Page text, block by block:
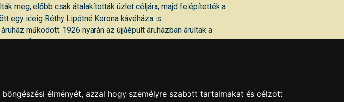
meg, előbb csak átalakították üzlet céljára, majd felépítették a
egy ideig Réthy Lipótné Korona kávéháza is.
működött. 1926 nyarán az újjáépült áruházban árultak a
konfekció ruházatot.
kisebb üzlet és iroda mellett a Raiffeisen Bank szekszárdi
élményét, azzal hogy személyre szabott tartalmakat és célzott